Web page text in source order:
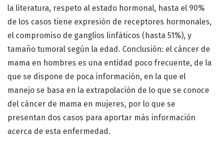
la literatura, respeto al estado hormonal, hasta el 90%
de los casos tiene expresión de receptores hormonales,
el compromiso de ganglios linfáticos (hasta 51%), y
tamaño tumoral según la edad. Conclusión: el cáncer de
mama en hombres es una entidad poco frecuente, de la
que se dispone de poca información, en la que el
manejo se basa en la extrapolación de lo que se conoce
del cáncer de mama en mujeres, por lo que se
presentan dos casos para aportar más información
acerca de esta enfermedad.